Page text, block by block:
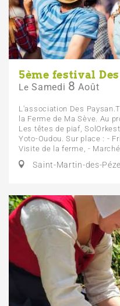
5ème festival
Le Samedi 8 Août
L'association Des
la Ferme de Ma Sève. Au
Les têtes de piaf,
Yoto-Oudou. Sur place : -
Visite de la ferme, -
Saint-Martin-des-